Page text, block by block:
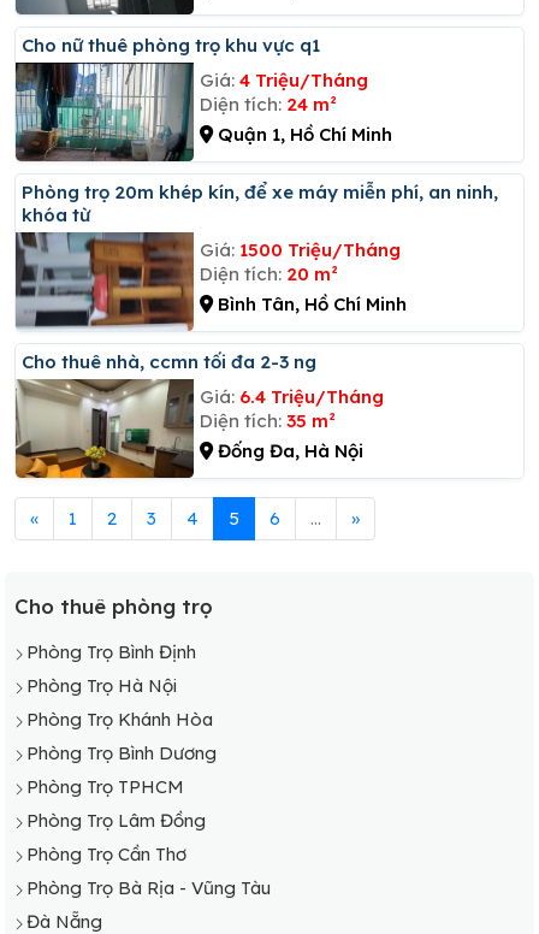
Cho nữ thuê phòng trọ khu vực q1
Giá: 4 Triệu/Tháng
Diện tích: 24 m²
Quận 1, Hồ Chí Minh
Phòng trọ 20m khép kín, để xe máy miễn phí, an ninh,
khóa từ
Giá: 1500 Triệu/Tháng
Diện tích: 20 m²
Bình Tân, Hồ Chí Minh
Cho thuê nhà, ccmn tối đa 2-3 ng
Giá: 6.4 Triệu/Tháng
Diện tích: 35 m²
Đống Đa, Hà Nội
« 1 2 3 4 5 6 ... »
Cho thuê phòng trọ
Phòng Trọ Bình Định
Phòng Trọ Hà Nội
Phòng Trọ Khánh Hòa
Phòng Trọ Bình Dương
Phòng Trọ TPHCM
Phòng Trọ Lâm Đồng
Phòng Trọ Cần Thơ
Phòng Trọ Bà Rịa - Vũng Tàu
Đà Nẵng